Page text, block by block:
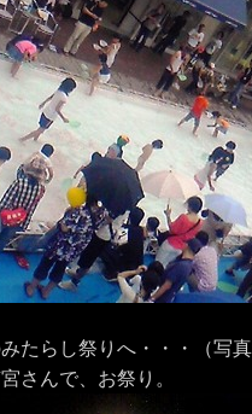
たらし祭りへ・・・（写真
さんで、お祭り。